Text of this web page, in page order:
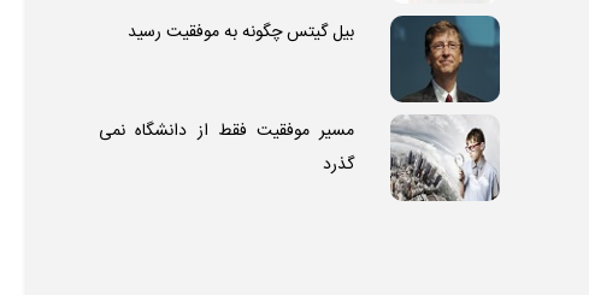
بیل گیتس چگونه به موفقیت رسید
مسیر موفقیت فقط از دانشگاه نمی
گذرد